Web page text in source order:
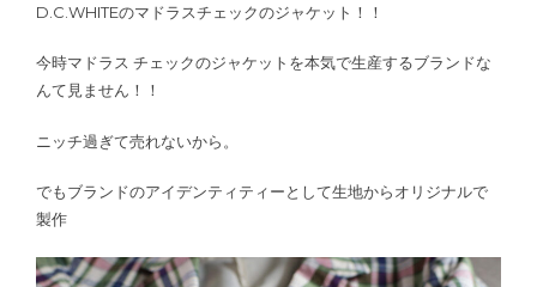
D.C.WHITEのマドラスチェックのジャケット！！
今時マドラス チェックのジャケットを本気で生産するブランドな
んて見ません！！
ニッチ過ぎて売れないから。
でもブランドのアイデンティティーとして生地からオリジナルで
製作